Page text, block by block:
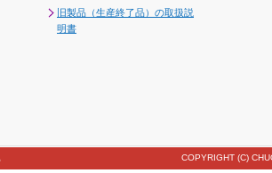
旧製品（生産終了品）の取扱説
明書
COPYRIGHT (C)